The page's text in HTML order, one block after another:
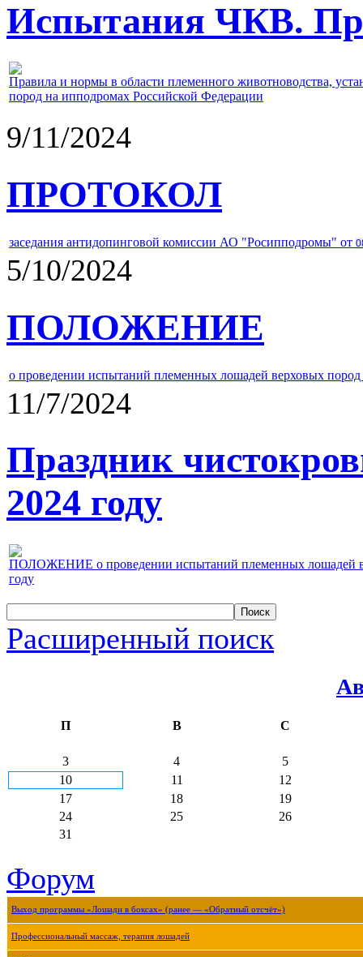
Испытания ЧКВ.
Правила и нормы в области племенного животноводства,
пород на ипподромах Российской Федерации
9/11/2024
ПРОТОКОЛ
заседания антидопинговой комиссии АО "Росипподромы" от
5/10/2024
ПОЛОЖЕНИЕ
о проведении испытаний племенных лошадей верховых
11/7/2024
Праздник
2024 году
ПОЛОЖЕНИЕ о проведении испытаний племенных лошадей
году
Расширенный поиск
П В С
3 4
5
10
11
12
17
18
19
24
25
26
31
Форум
Выход программы «Лошади в боксах» (ранее — «Обратный отсчёт»)
Профессиональный массаж, терапия лошадей